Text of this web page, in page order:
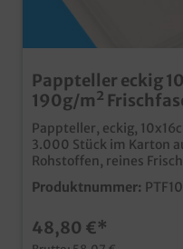
Pappteller eckig
190g/m²
3.000St
Pappteller, eckig,
3.000 Stück im Karton aus nachwachsenden
Rohstoffen, reines
lebensmitteltauglich fett- und feuchtigkeitsresistent,
auch ohne Kunststoffbeschichtung
Frischfaser werden
dessen anteilige
Produktnummer:
48,80 €*